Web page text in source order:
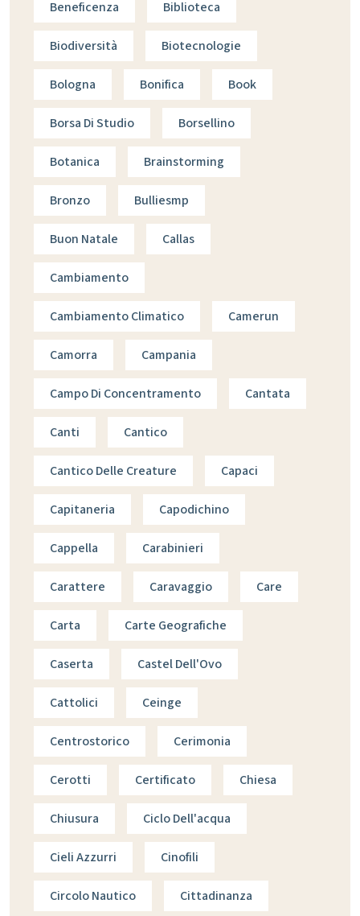
Beneficenza Biblioteca
Biodiversità Biotecnologie
Bologna Bonifica Book
Borsa Di Studio Borsellino
Botanica Brainstorming
Bronzo Bulliesmp
Buon Natale Callas
Cambiamento
Cambiamento Climatico Camerun
Camorra Campania
Campo Di Concentramento Cantata
Canti Cantico
Cantico Delle Creature Capaci
Capitaneria Capodichino
Cappella Carabinieri
Carattere Caravaggio Care
Carta Carte Geografiche
Caserta Castel Dell'Ovo
Cattolici Ceinge
Centrostorico Cerimonia
Cerotti Certificato Chiesa
Chiusura Ciclo Dell'acqua
Cieli Azzurri Cinofili
Circolo Nautico Cittadinanza